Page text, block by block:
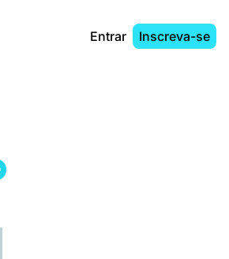
Entrar Inscreva-se